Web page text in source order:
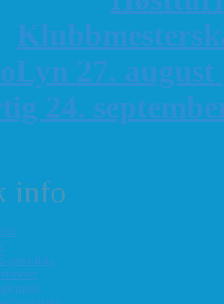
K
27. august
24.
info
post-liste